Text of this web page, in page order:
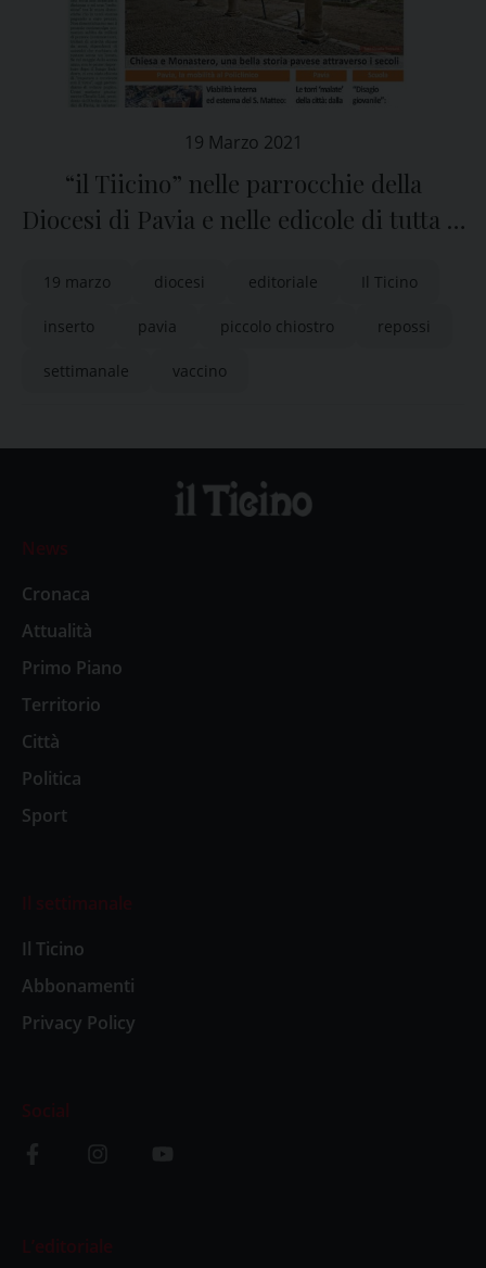
19 Marzo 2021
“il Tiicino” nelle parrocchie della
Diocesi di Pavia e nelle edicole di tutta la
19 marzo diocesi editoriale Il Ticino
inserto pavia piccolo chiostro repossi
settimanale vaccino
News
Cronaca
Attualità
Primo Piano
Territorio
Città
Politica
Sport
Il settimanale
Il Ticino
Abbonamenti
Privacy Policy
Social
L’editoriale